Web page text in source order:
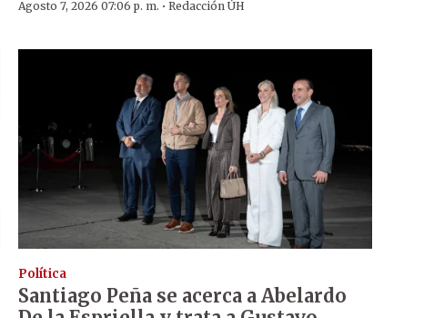
Agosto 7, 2026 07:06 p. m. · Redacción ÚH
Política
Santiago Peña se acerca a Abelardo